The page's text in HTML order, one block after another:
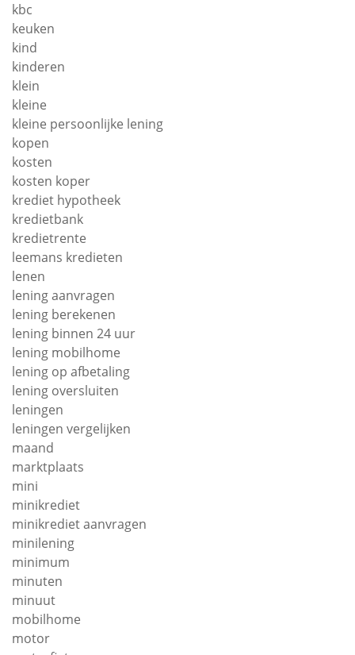
kbc
keuken
kind
kinderen
klein
kleine
kleine persoonlijke lening
kopen
kosten
kosten koper
krediet hypotheek
kredietbank
kredietrente
leemans kredieten
lenen
lening aanvragen
lening berekenen
lening binnen 24 uur
lening mobilhome
lening op afbetaling
lening oversluiten
leningen
leningen vergelijken
maand
marktplaats
mini
minikrediet
minikrediet aanvragen
minilening
minimum
minuten
minuut
mobilhome
motor